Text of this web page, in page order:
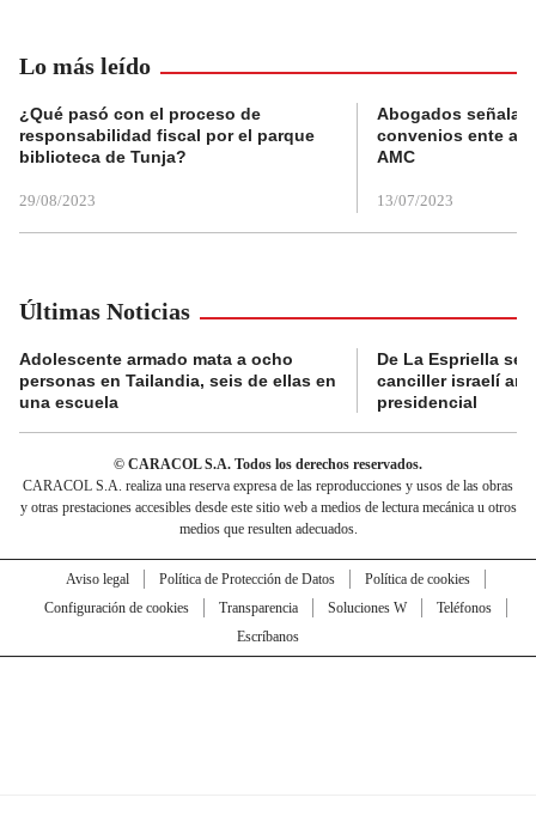
Lo más leído
¿Qué pasó con el proceso de
responsabilidad fiscal por el parque
biblioteca de Tunja?
29/08/2023
Abogados
convenios ente
AMC
13/07/2023
Últimas Noticias
Adolescente armado mata a ocho
personas en Tailandia, seis de ellas en
una escuela
De La Espriella se
canciller israelí
presidencial
© CARACOL S.A. Todos los derechos reservados.
CARACOL S.A. realiza una reserva expresa de las reproducciones y usos de las obras
y otras prestaciones accesibles desde este sitio web a medios de lectura mecánica u otros
medios que resulten adecuados.
Aviso legal Política de Protección de Datos
Política de cookies
Configuración de cookies
Transparencia Soluciones W
Teléfonos
Escríbanos